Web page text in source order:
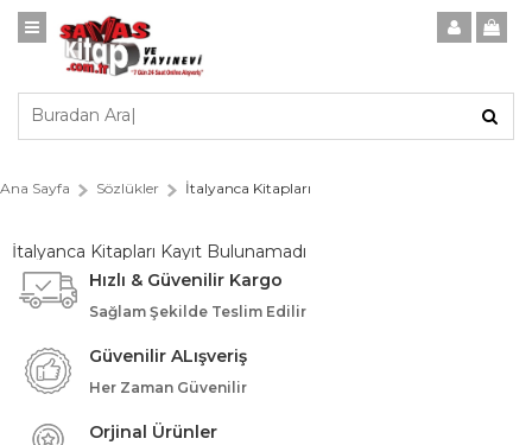
Ana Sayfa Sözlükler İtalyanca Kitapları
İtalyanca Kitapları Kayıt Bulunamadı
Hızlı & Güvenilir Kargo
Sağlam Şekilde Teslim Edilir
Güvenilir ALışveriş
Her Zaman Güvenilir
Orjinal Ürünler